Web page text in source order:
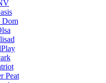
Dom
Peat